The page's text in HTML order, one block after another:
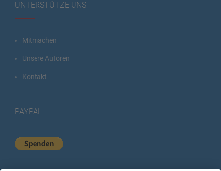
UNTERSTÜTZE UNS
Mitmachen
Unsere Autoren
Kontakt
PAYPAL